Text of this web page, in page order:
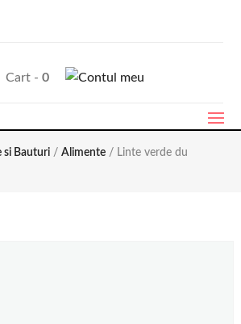
Cart - 0
si Bauturi/ Alimente/ Linte verde du